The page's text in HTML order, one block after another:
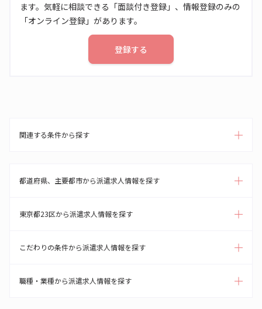
ます。気軽に相談できる「面談付き登録」、情報登録のみの
「オンライン登録」があります。
登録する
関連する条件から探す
都道府県、主要都市から派遣求人情報を探す
東京都23区から派遣求人情報を探す
こだわりの条件から派遣求人情報を探す
職種・業種から派遣求人情報を探す